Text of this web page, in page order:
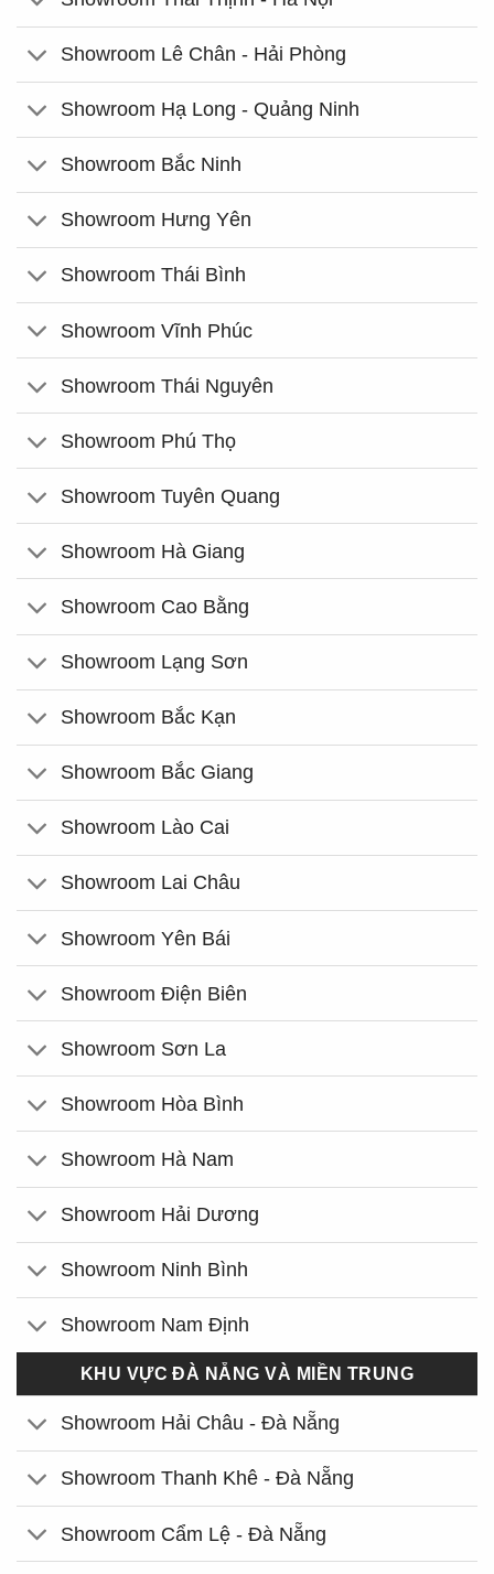
Showroom Lê Chân - Hải Phòng
Showroom Hạ Long - Quảng Ninh
Showroom Bắc Ninh
Showroom Hưng Yên
Showroom Thái Bình
Showroom Vĩnh Phúc
Showroom Thái Nguyên
Showroom Phú Thọ
Showroom Tuyên Quang
Showroom Hà Giang
Showroom Cao Bằng
Showroom Lạng Sơn
Showroom Bắc Kạn
Showroom Bắc Giang
Showroom Lào Cai
Showroom Lai Châu
Showroom Yên Bái
Showroom Điện Biên
Showroom Sơn La
Showroom Hòa Bình
Showroom Hà Nam
Showroom Hải Dương
Showroom Ninh Bình
Showroom Nam Định
KHU VỰC ĐÀ NẴNG VÀ MIỀN TRUNG
Showroom Hải Châu - Đà Nẵng
Showroom Thanh Khê - Đà Nẵng
Showroom Cẩm Lệ - Đà Nẵng